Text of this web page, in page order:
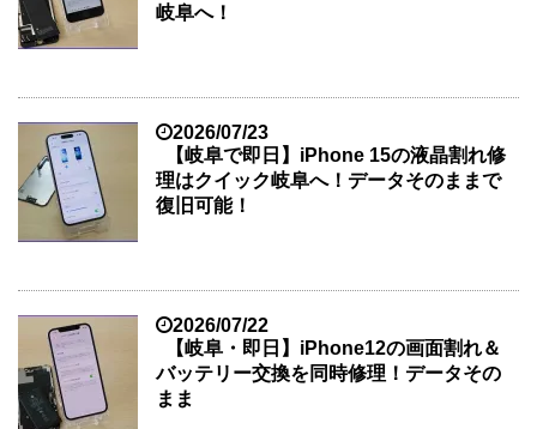
岐阜へ！
2026/07/23
【岐阜で即日】iPhone 15の液晶割れ修
理はクイック岐阜へ！データそのままで
復旧可能！
2026/07/22
【岐阜・即日】iPhone12の画面割れ＆
バッテリー交換を同時修理！データその
まま